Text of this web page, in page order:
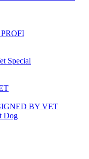
Special
BY VET
Dog